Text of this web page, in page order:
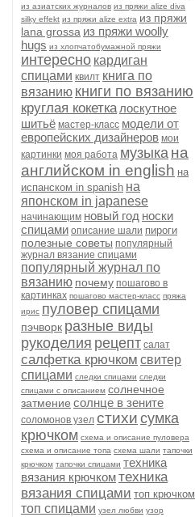
из азиатских журналов из пряжи alize diva
silky effekt из пряжи alize extra из пряжи
lana grossa из пряжи woolly
hugs из хлопчатобумажной пряжи
интересно кардиган
спицами квилт книга по
вязанию книги по вязанию
круглая кокетка лоскутное
шитьё мастер-класс модели от
европейских дизайнеров мои
картинки моя работа музыка на
английском in english на
испанском in spanish на
японском in japanese
начинающим новый год носки
спицами описание шали пироги
полезные советы популярный
журнал вязание спицами
популярный журнал по
вязанию почему пошагово в
картинках пошагово мастер-класс пряжа
ирис пуловер спицами
пэчворк разные виды
рукоделия рецепт салат
салфетка крючком свитер
спицами следки спицами следки
спицами с описанием солнечное
затмение солнце в зените
соломонов узел стихи сумка
крючком схема и описание пуловера
схема и описание топа схема шали тапочки
крючком тапочки спицами техника
вязания крючкомтехника
вязания спицами топ крючком
топ спицами узел любви узор